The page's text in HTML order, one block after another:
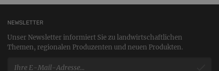
NEWSLETTER
Unser Newsletter informiert Sie zu landwirtschaftlichen
Themen, regionalen Produzenten und neuen Produkten.